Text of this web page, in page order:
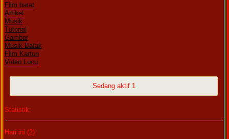
Film barat
Artikel
Musik
Tutorial
Gambar
Musik Batak
Film Kartun
Video Lucu
Sedang aktif 1
Statistik:
Hari ini (2)